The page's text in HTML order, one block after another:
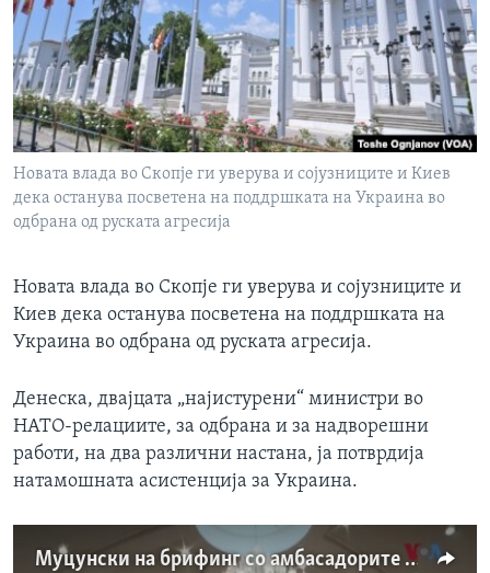
ИНТЕРВЈУА
Јазици
Новата влада во Скопје ги уверува и сојузниците и Киев
дека останува посветена на поддршката на Украина во
одбрана од руската агресија
Новата влада во Скопје ги уверува и сојузниците и
Киев дека останува посветена на поддршката на
Украина во одбрана од руската агресија.
Денеска, двајцата „најистурени“ министри во
НАТО-релациите, за одбрана и за надворешни
работи, на два различни настана, ја потврдија
натамошната асистенција за Украина.
Муцунски на брифинг со амбасадорите на земјите од НАТО во Скопје